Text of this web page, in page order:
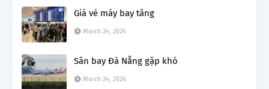
Giá vé máy bay tăng
March 24, 2026
Sân bay Đà Nẵng gặp khó
March 24, 2026